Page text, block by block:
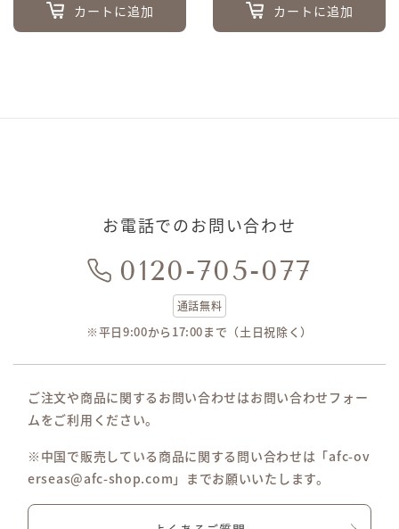
カートに追加 カートに追加
お電話でのお問い合わせ
0120-705-077
通話無料
※平日9:00から17:00まで（土日祝除く）
ご注文や商品に関するお問い合わせはお問い合わせフォー
ムをご利用ください。
※中国で販売している商品に関する問い合わせは「afc-ov
erseas@afc-shop.com」までお願いいたします。